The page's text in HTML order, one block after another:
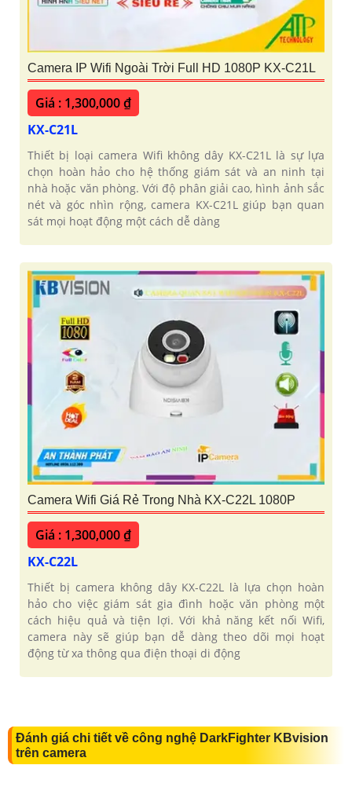
Camera IP Wifi Ngoài Trời Full HD 1080P KX-C21L
Giá : 1,300,000 ₫
KX-C21L
Thiết bị loại camera Wifi không dây KX-C21L là sự lựa
chọn hoàn hảo cho hệ thống giám sát và an ninh tại
nhà hoặc văn phòng. Với độ phân giải cao, hình ảnh sắc
nét và góc nhìn rộng, camera KX-C21L giúp bạn quan
sát mọi hoạt động một cách dễ dàng
Camera Wifi Giá Rẻ Trong Nhà KX-C22L 1080P
Giá : 1,300,000 ₫
KX-C22L
Thiết bị camera không dây KX-C22L là lựa chọn hoàn
hảo cho việc giám sát gia đình hoặc văn phòng một
cách hiệu quả và tiện lợi. Với khả năng kết nối Wifi,
camera này sẽ giúp bạn dễ dàng theo dõi mọi hoạt
động từ xa thông qua điện thoại di động
Đánh giá chi tiết về công nghệ DarkFighter KBvision
trên camera